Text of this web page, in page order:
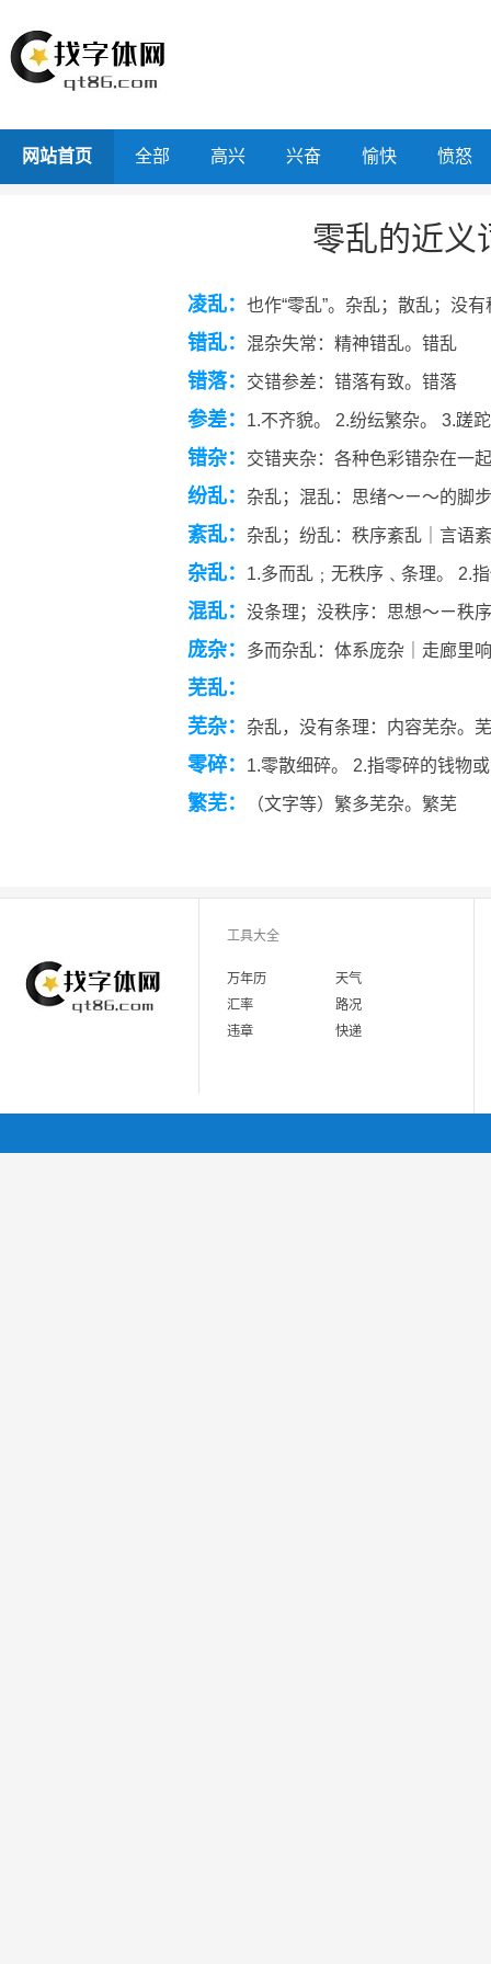
网站首页 全部 高兴 兴奋 愉快 愤怒
零乱的近义
凌乱： 也作“零乱”。杂乱；散乱；没
错乱： 混杂失常：精神错乱。错乱
错落： 交错参差：错落有致。错落
参差： 1.不齐貌。 2.纷纭繁杂。 3.蹉
错杂： 交错夹杂：各种色彩错杂在一
纷乱： 杂乱；混乱：思绪～ㄧ～的脚
紊乱： 杂乱；纷乱：秩序紊乱｜言语
杂乱： 1.多而乱﹔无秩序﹑条理。 2.
混乱： 没条理；没秩序：思想～ㄧ秩
庞杂： 多而杂乱：体系庞杂｜走廊里
芜乱：
芜杂：
杂乱，没有条理：内容芜杂。
零碎： 1.零散细碎。 2.指零碎的钱物
繁芜： （文字等）繁多芜杂。繁芜
工具大全
万年历
天气
汇率
路况
违章
快递